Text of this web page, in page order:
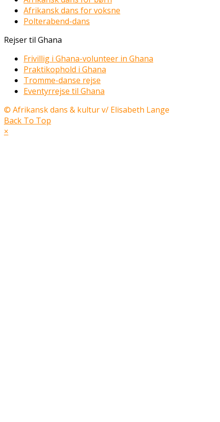
Afrikansk dans for voksne
Polterabend-dans
Rejser til Ghana
Frivillig i Ghana-volunteer in Ghana
Praktikophold i Ghana
Tromme-danse rejse
Eventyrrejse til Ghana
© Afrikansk dans & kultur v/ Elisabeth Lange
Back To Top
×